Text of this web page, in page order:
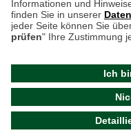
Informationen und
finden Sie in unserer
jeder Seite können Sie
prüfen" Ihre Zustimmung
Ich
Zur Echtheit von
am
Ihr Browser speichert
Leider können Sie in
Bitte stellen Sie sicher,
Cookies für die Dauer
akzeptiert. Unabhängig